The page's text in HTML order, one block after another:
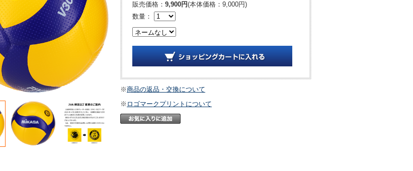
販売価格： 9,900円(本体価格：9,000円)
数量：
※商品の返品・交換について
※ ロゴマークプリントについて